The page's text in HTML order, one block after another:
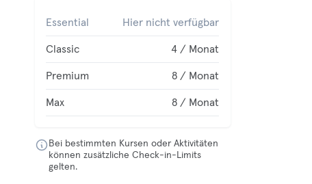
Essential Hier nicht verfügbar
Classic 4 / Monat
Premium 8 / Monat
Max 8 / Monat
Bei bestimmten Kursen oder Aktivitäten
können zusätzliche Check-in-Limits
gelten.